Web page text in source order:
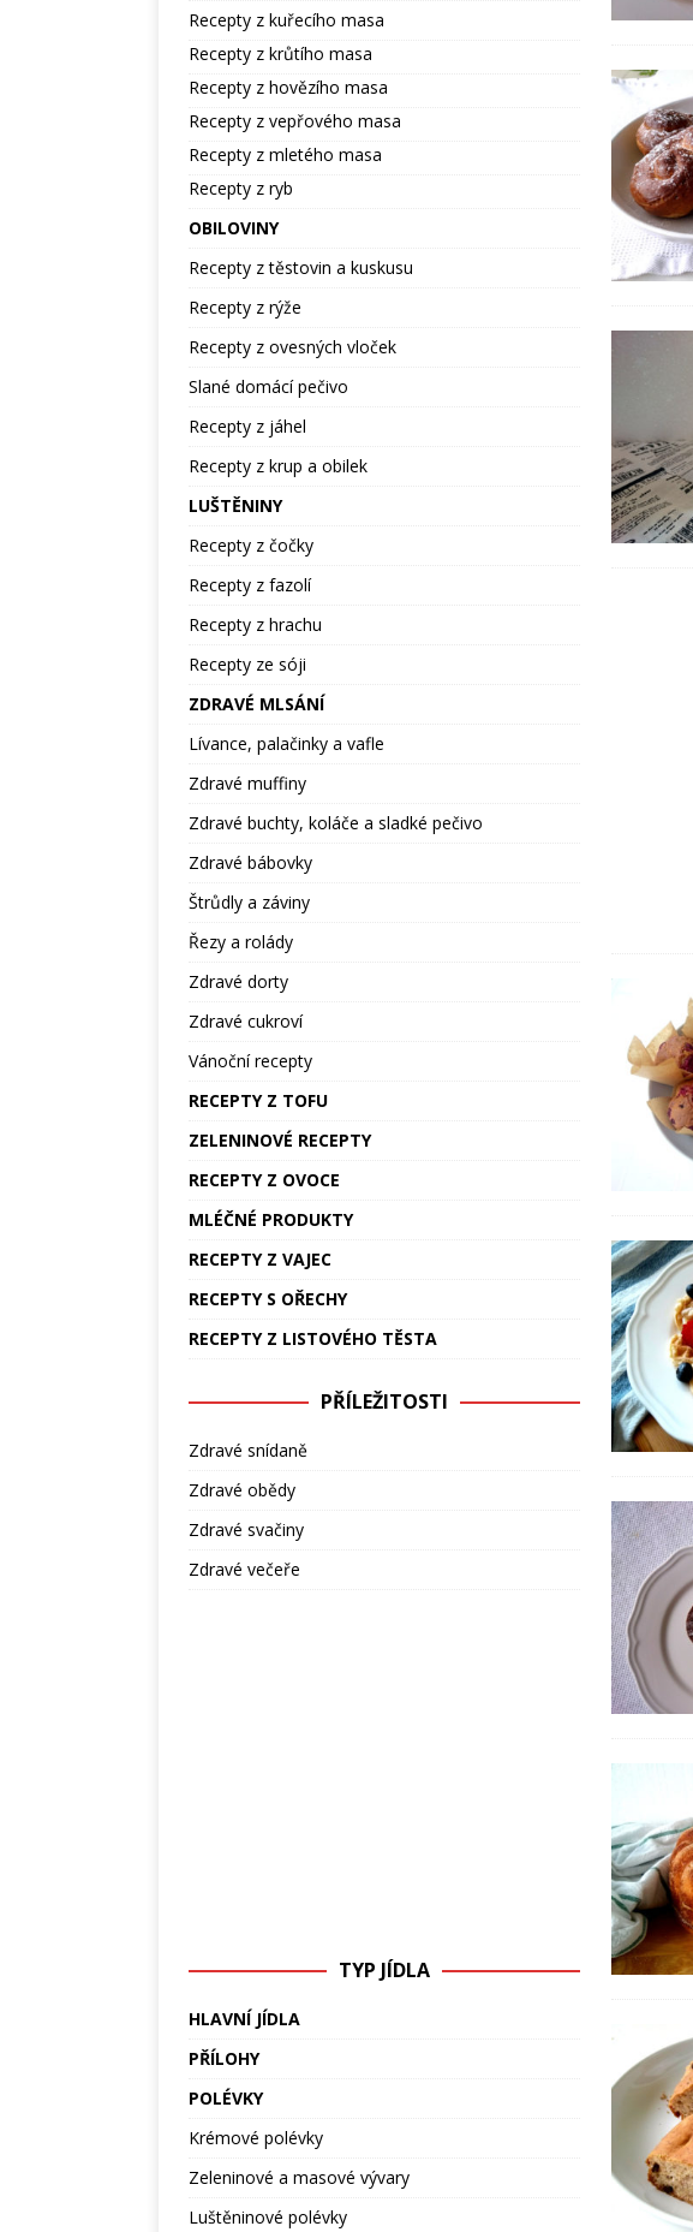
Recepty z kuřecího masa
Recepty z krůtího masa
Recepty z hovězího masa
Recepty z vepřového masa
Recepty z mletého masa
Recepty z ryb
OBILOVINY
Recepty z těstovin a kuskusu
Recepty z rýže
Recepty z ovesných vloček
Slané domácí pečivo
Recepty z jáhel
Recepty z krup a obilek
LUŠTĚNINY
Recepty z čočky
Recepty z fazolí
Recepty z hrachu
Recepty ze sóji
ZDRAVÉ MLSÁNÍ
Lívance, palačinky a vafle
Zdravé muffiny
Zdravé buchty, koláče a sladké pečivo
Zdravé bábovky
Štrůdly a záviny
Řezy a rolády
Zdravé dorty
Zdravé cukroví
Vánoční recepty
RECEPTY Z TOFU
ZELENINOVÉ RECEPTY
RECEPTY Z OVOCE
MLÉČNÉ PRODUKTY
RECEPTY Z VAJEC
RECEPTY S OŘECHY
RECEPTY Z LISTOVÉHO TĚSTA
PŘÍLEŽITOSTI
Zdravé snídaně
Zdravé obědy
Zdravé svačiny
Zdravé večeře
TYP JÍDLA
HLAVNÍ JÍDLA
PŘÍLOHY
POLÉVKY
Krémové polévky
Zeleninové a masové vývary
Luštěninové polévky